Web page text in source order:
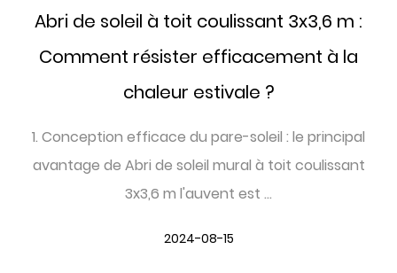
Abri de soleil à toit coulissant 3x3,6 m :
Comment résister efficacement à la
chaleur estivale ?
1. Conception efficace du pare-soleil : le principal
avantage de Abri de soleil mural à toit coulissant
3x3,6 m l'auvent est ...
2024-08-15